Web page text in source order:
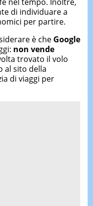
di individuare a
per partire.
è che Google
non vende
trovato il volo
al sito della
di viaggi per